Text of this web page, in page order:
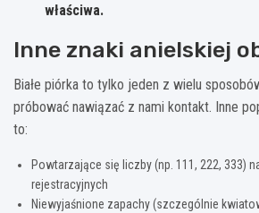
właściwa.
Inne znaki anielskiej
Białe piórka to tylko jeden z wielu
próbować nawiązać z nami kontakt. Inne
to:
Powtarzające się liczby (np. 111, 222, 333)
rejestracyjnych
Niewyjaśnione zapachy (szczególnie